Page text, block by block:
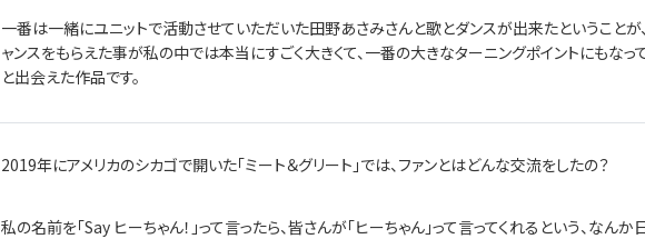
一番は一緒にユニットで活動させていただいた田野あさみさんと歌とダンスが出来たということが
ャンスをもらえた事が私の中では本当にすごく大きくて、一番の大きなターニングポイントにもな
と出会えた作品です。
2019年にアメリカのシカゴで開いた｢ミート＆グリート｣では、ファンとはどんな交流をしたの？
私の名前を｢Say ヒーちゃん！｣って言ったら、皆さんが｢ヒーちゃん｣って言ってくれるという、なん